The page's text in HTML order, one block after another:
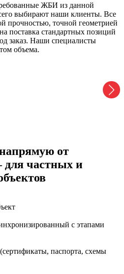
ЖБИ из данной
выбирают наши клиенты. Все
прочностью, точной геометрией
поставка стандартных позиций
заказ. Наши специалисты
объема.
от
для частных и
с этапами
паспорта, схемы